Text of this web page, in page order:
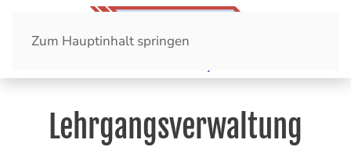
Zum Hauptinhalt springen
Lehrgangsverwaltung